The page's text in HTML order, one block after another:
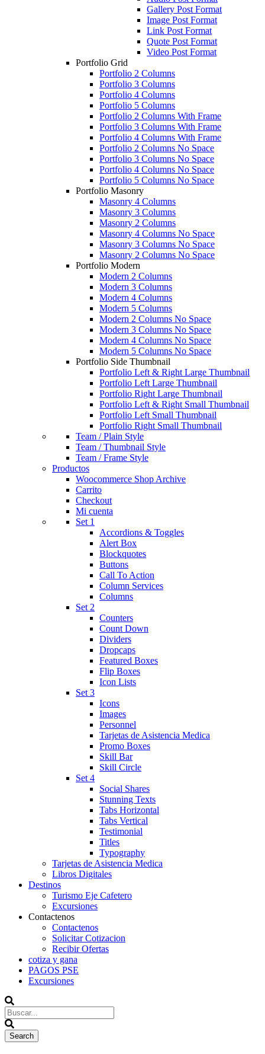
Gallery Post Format
Image Post Format
Link Post Format
Quote Post Format
Video Post Format
Portfolio Grid
Portfolio 2 Columns
Portfolio 3 Columns
Portfolio 4 Columns
Portfolio 5 Columns
Portfolio 2 Columns With Frame
Portfolio 3 Columns With Frame
Portfolio 4 Columns With Frame
Portfolio 2 Columns No Space
Portfolio 3 Columns No Space
Portfolio 4 Columns No Space
Portfolio 5 Columns No Space
Portfolio Masonry
Masonry 4 Columns
Masonry 3 Columns
Masonry 2 Columns
Masonry 4 Columns No Space
Masonry 3 Columns No Space
Masonry 2 Columns No Space
Portfolio Modern
Modern 2 Columns
Modern 3 Columns
Modern 4 Columns
Modern 5 Columns
Modern 2 Columns No Space
Modern 3 Columns No Space
Modern 4 Columns No Space
Modern 5 Columns No Space
Portfolio Side Thumbnail
Portfolio Left & Right Large Thumbnail
Portfolio Left Large Thumbnail
Portfolio Right Large Thumbnail
Portfolio Left & Right Small Thumbnail
Portfolio Left Small Thumbnail
Portfolio Right Small Thumbnail
Team / Plain Style
Team / Thumbnail Style
Team / Frame Style
Productos
Woocommerce Shop Archive
Carrito
Checkout
Mi cuenta
Set 1
Accordions & Toggles
Alert Box
Blockquotes
Buttons
Call To Action
Column Services
Columns
Set 2
Counters
Count Down
Dividers
Dropcaps
Featured Boxes
Flip Boxes
Icon Lists
Set 3
Icons
Images
Personnel
Tarjetas de Asistencia Medica
Promo Boxes
Skill Bar
Skill Circle
Set 4
Social Shares
Stunning Texts
Tabs Horizontal
Tabs Vertical
Testimonial
Titles
Typography
Tarjetas de Asistencia Medica
Libros Digitales
Destinos
Turismo Eje Cafetero
Excursiones
Contactenos
Contactenos
Solicitar Cotizacion
Recibir Ofertas
cotiza y gana
PAGOS PSE
Excursiones